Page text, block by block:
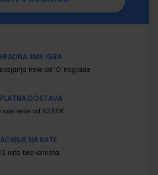
SMS IGRA
neke od 101 nagrade
DOSTAVA
veće od 62,50€
NA RATE
rata bez kamata